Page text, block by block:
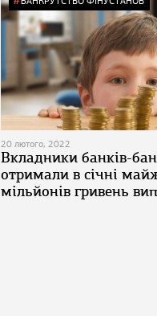
20 лютого, 2022
Вкладники банків-
отримали в січні
мільйонів гривень